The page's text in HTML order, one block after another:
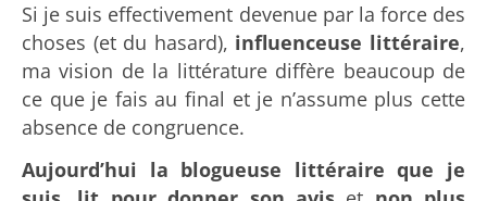
Si je suis effectivement devenue par la force des
choses (et du hasard), influenceuse littéraire,
ma vision de la littérature diffère beaucoup de
ce que je fais au final et je n’assume plus cette
absence de congruence.
Aujourd’hui la blogueuse littéraire que je